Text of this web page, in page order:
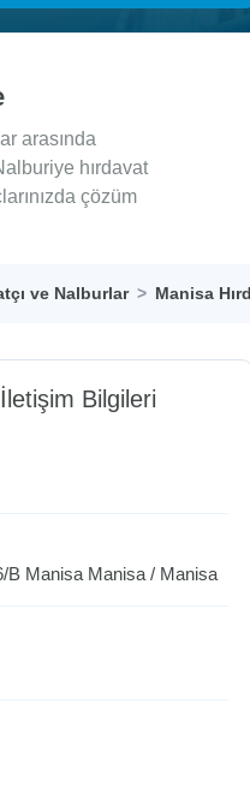
arasında
hırdavat
çözüm
ve Nalburlar Manisa
İletişim Bilgileri
B Manisa Manisa / Manisa